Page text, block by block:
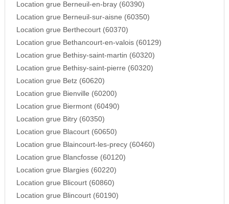
Location grue Berneuil-en-bray (60390)
Location grue Berneuil-sur-aisne (60350)
Location grue Berthecourt (60370)
Location grue Bethancourt-en-valois (60129)
Location grue Bethisy-saint-martin (60320)
Location grue Bethisy-saint-pierre (60320)
Location grue Betz (60620)
Location grue Bienville (60200)
Location grue Biermont (60490)
Location grue Bitry (60350)
Location grue Blacourt (60650)
Location grue Blaincourt-les-precy (60460)
Location grue Blancfosse (60120)
Location grue Blargies (60220)
Location grue Blicourt (60860)
Location grue Blincourt (60190)